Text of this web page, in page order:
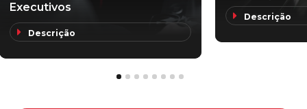
Executivos
Descrição
Descrição
5 6 7 8